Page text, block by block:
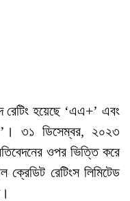
রেটিং হয়েছে ‘এএ+’ এবং
১’। ৩১ ডিসেম্বর, ২০২৩
ওপর ভিত্তি করে
ক্রেডিট রেটিংস লিমিটেড